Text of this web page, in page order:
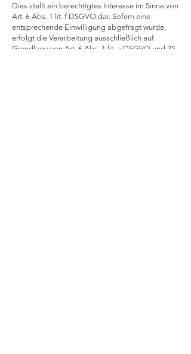
Dies stellt ein berechtigtes Interesse im Sinne von
Art. 6 Abs. 1 lit. f DSGVO dar. Sofern eine
entsprechende Einwilligung abgefragt wurde,
erfolgt die Verarbeitung ausschließlich auf
Grundlage von Art. 6 Abs. 1 lit. a DSGVO und 25